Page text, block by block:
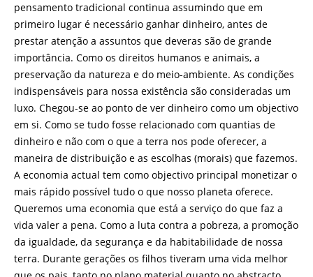
pensamento tradicional continua assumindo que em
primeiro lugar é necessário ganhar dinheiro, antes de
prestar atenção a assuntos que deveras são de grande
importância. Como os direitos humanos e animais, a
preservação da natureza e do meio-ambiente. As condições
indispensáveis para nossa existência são consideradas um
luxo. Chegou-se ao ponto de ver dinheiro como um objectivo
em si. Como se tudo fosse relacionado com quantias de
dinheiro e não com o que a terra nos pode oferecer, a
maneira de distribuição e as escolhas (morais) que fazemos.
A economia actual tem como objectivo principal monetizar o
mais rápido possível tudo o que nosso planeta oferece.
Queremos uma economia que está a serviço do que faz a
vida valer a pena. Como a luta contra a pobreza, a promoção
da igualdade, da segurança e da habitabilidade de nossa
terra. Durante gerações os filhos tiveram uma vida melhor